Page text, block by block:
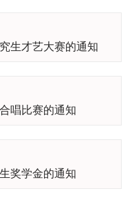
生才艺大赛的通知
唱比赛的通知
奖学金的通知